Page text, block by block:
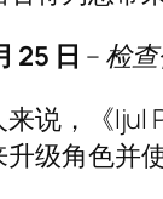
25 日 – 检
说，《Ijul
级角色并